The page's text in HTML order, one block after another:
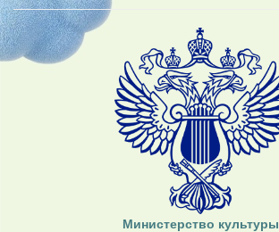
Министерство культуры